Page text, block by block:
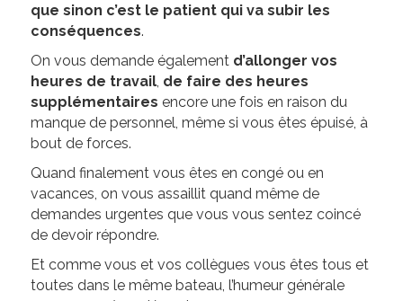
que sinon c’est le patient qui va subir les
conséquences.
On vous demande également d’allonger vos
heures de travail, de faire des heures
supplémentaires encore une fois en raison du
manque de personnel, même si vous êtes épuisé, à
bout de forces.
Quand finalement vous êtes en congé ou en
vacances, on vous assaillit quand même de
demandes urgentes que vous vous sentez coincé
de devoir répondre.
Et comme vous et vos collègues vous êtes tous et
toutes dans le même bateau, l’humeur générale